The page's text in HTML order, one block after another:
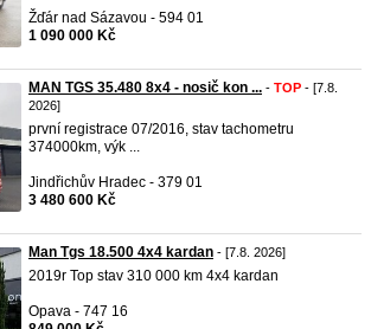
Žďár nad Sázavou - 594 01
1 090 000 Kč
MAN TGS 35.480 8x4 - nosič kon ... - TOP - [7.8.
2026]
první registrace 07/2016, stav tachometru
374000km, výk ...
Jindřichův Hradec - 379 01
3 480 600 Kč
Man Tgs 18.500 4x4 kardan - [7.8. 2026]
2019r Top stav 310 000 km 4x4 kardan
Opava - 747 16